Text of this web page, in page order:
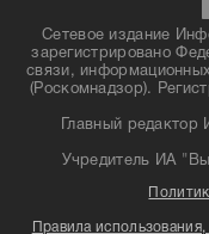
Сетевое издание
зарегистрировано
связи,
(Роскомнадзор).
Главный
Учредитель ИА
Правила